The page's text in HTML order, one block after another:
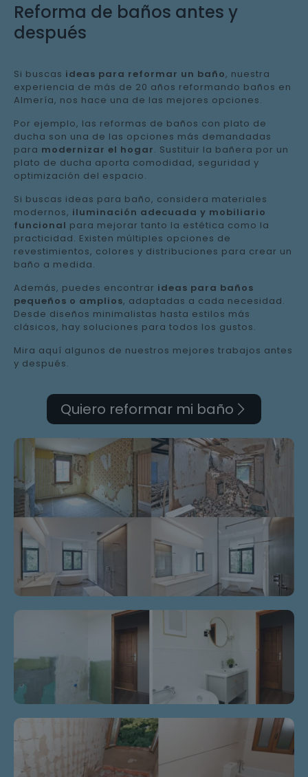
Reforma de baños antes y
después
Si buscas ideas para reformar un baño, nuestra
experiencia de más de 20 años reformando baños en
Almería, nos hace una de las mejores opciones.
Por ejemplo, las reformas de baños con plato de
ducha son una de las opciones más demandadas
para modernizar el hogar. Sustituir la bañera por un
plato de ducha aporta comodidad, seguridad y
optimización del espacio.
Si buscas ideas para baño, considera materiales
modernos, iluminación adecuada y mobiliario
funcional para mejorar tanto la estética como la
practicidad. Existen múltiples opciones de
revestimientos, colores y distribuciones para crear un
baño a medida.
Además, puedes encontrar ideas para baños
pequeños o amplios, adaptadas a cada necesidad.
Desde diseños minimalistas hasta estilos más
clásicos, hay soluciones para todos los gustos.
Mira aquí algunos de nuestros mejores trabajos antes
y después.
Quiero reformar mi baño